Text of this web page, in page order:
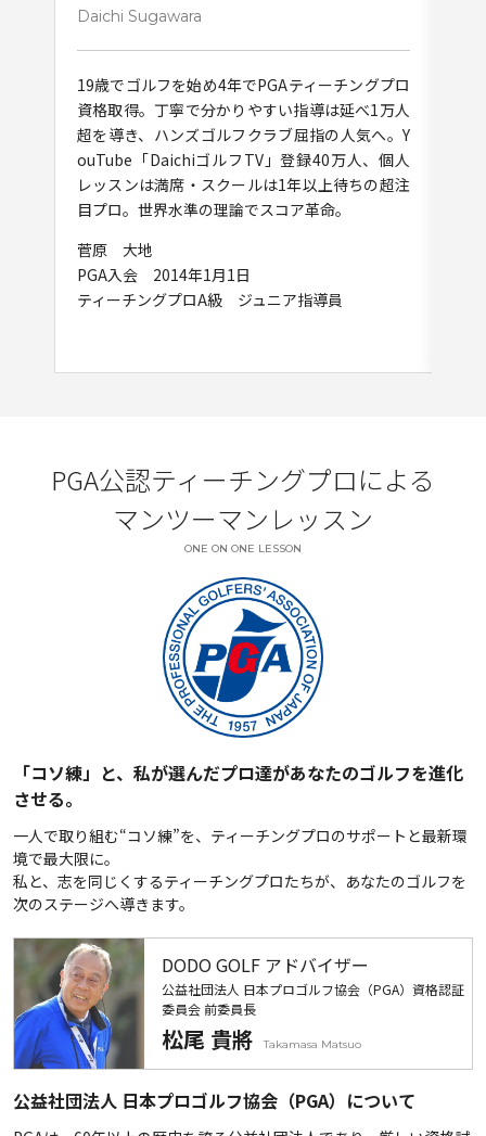
Daichi Sugawara
19歳でゴルフを始め4年でPGAティーチングプロ
資格取得。丁寧で分かりやすい指導は延べ1万人
超を導き、ハンズゴルフクラブ屈指の人気へ。Y
ouTube「DaichiゴルフTV」登録40万人、個人
レッスンは満席・スクールは1年以上待ちの超注
目プロ。世界水準の理論でスコア革命。
菅原 大地
PGA入会 2014年1月1日
ティーチングプロA級 ジュニア指導員
PGA公認ティーチングプロによる
マンツーマンレッスン
ONE ON ONE LESSON
「コソ練」と、私が選んだプロ達があなたのゴルフを進化
させる。
一人で取り組む“コソ練”を、ティーチングプロのサポートと最新環
境で最大限に。
私と、志を同じくするティーチングプロたちが、あなたのゴルフを
次のステージへ導きます。
DODO GOLF アドバイザー
公益社団法人 日本プロゴルフ協会（PGA）資格認証
委員会 前委員長
松尾 貴將 Takamasa Matsuo
公益社団法人 日本プロゴルフ協会（PGA）について